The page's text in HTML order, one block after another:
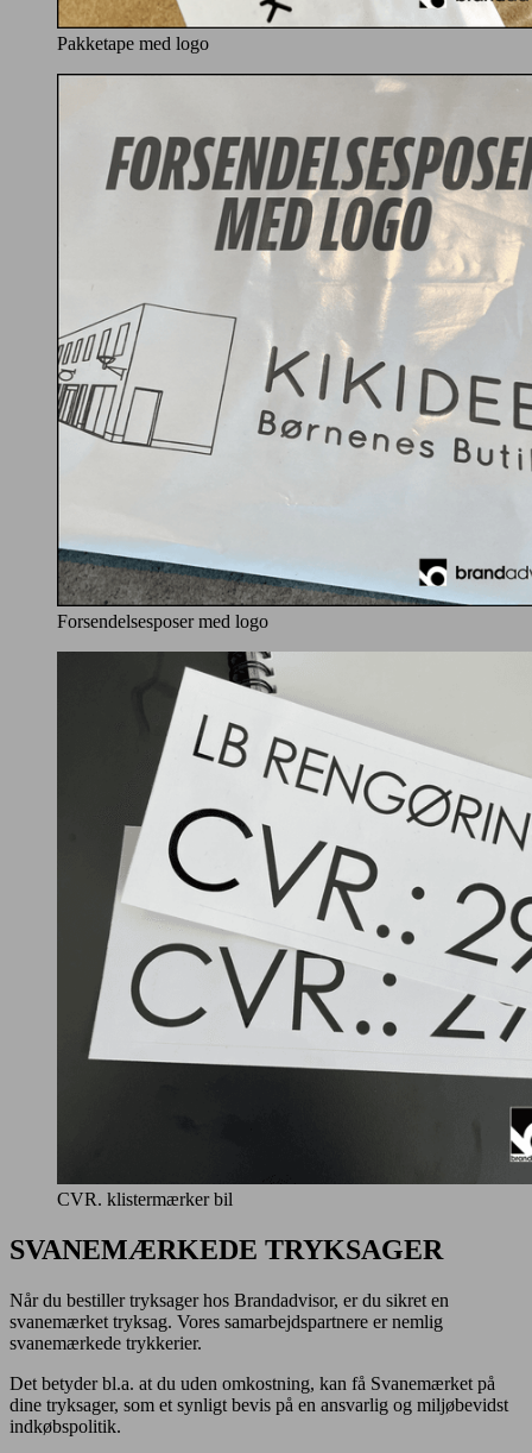
Pakketape med logo
Forsendelsesposer med logo
CVR. klistermærker bil
SVANEMÆRKEDE TRYKSAGER
Når du bestiller tryksager hos Brandadvisor, er du sikret en
svanemærket tryksag. Vores samarbejdspartnere er nemlig
svanemærkede trykkerier.
Det betyder bl.a. at du uden omkostning, kan få Svanemærket på
dine tryksager, som et synligt bevis på en ansvarlig og miljøbevidst
indkøbspolitik.